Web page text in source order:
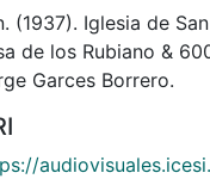
(1937). Iglesia de
de los Rubiano &
Garces Borrero.